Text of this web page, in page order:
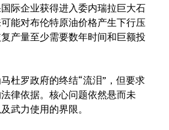
际企业获得进入委内瑞拉巨大石
能对布伦特原油价格产生下行压
产量至少需要数年时间和巨额投
杜罗政府的终结“流泪”，但要求
律依据。核心问题依然悬而未
武力使用的界限。